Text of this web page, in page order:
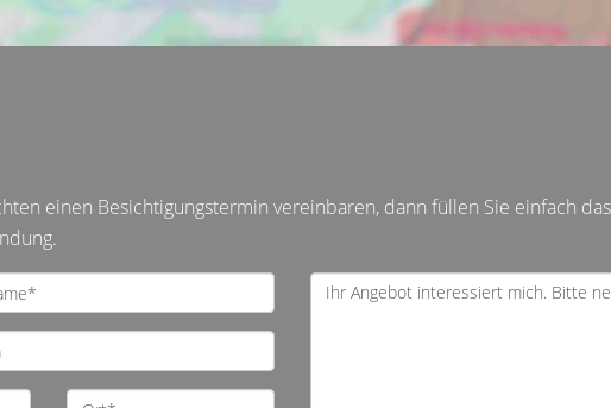
einen Besichtigungstermin vereinbaren, dann füllen Sie einfach